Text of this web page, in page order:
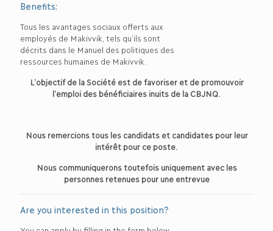
Benefits:
Tous les avantages sociaux offerts aux
employés de Makivvik, tels qu’ils sont
décrits dans le Manuel des politiques des
ressources humaines de Makivvik.
L’objectif de la Société est de favoriser et de promouvoir
l’emploi des bénéficiaires inuits de la CBJNQ.
Nous remercions tous les candidats et candidates pour leur
intérêt pour ce poste.
Nous communiquerons toutefois uniquement avec les
personnes retenues pour une entrevue
Are you interested in this position?